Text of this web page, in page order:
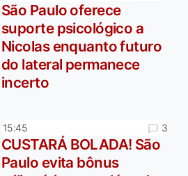
São Paulo oferece
suporte psicológico a
Nicolas enquanto futuro
do lateral permanece
incerto
15:45 3
CUSTARÁ BOLADA! São
Paulo evita bônus